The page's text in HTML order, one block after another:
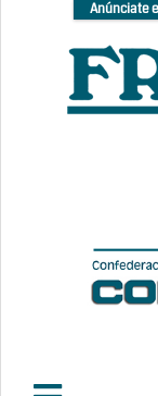
Anúnciate